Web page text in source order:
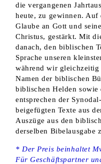
die vergangenen
heute, zu gewinnen.
Glaube an Gott und
Christus, gestärkt. Mit
danach, den biblischen
Sprache unseren
während wir
Namen der biblischen
biblischen Helden
entsprechen der
beigefügten Texte aus
Auszüge aus den
derselben Bibelausgabe
* Der Preis beinhaltet
Für Geschäftspartner